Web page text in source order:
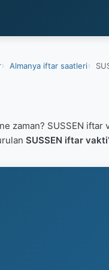
Almanya iftar saatleri
ne zaman? SUSSEN iftar
SUSSEN iftar vakti